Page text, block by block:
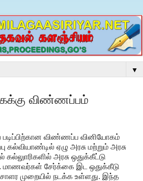
▼
விண்ணப்பம்
விண்ணப்ப வினியோகம்
கல்வியாண்டில் ஏழு அரசு மற்றும் அரசு
கல்லுாரிகளில் அரசு ஒதுக்கீட்டு
மாணவர்கள் சேர்க்கை இட ஒதுக்கீடு
முறையில் நடக்க உள்ளது. இந்த